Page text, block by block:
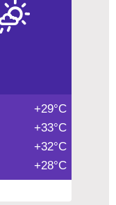
+29°C
+33°C
+32°C
+28°C